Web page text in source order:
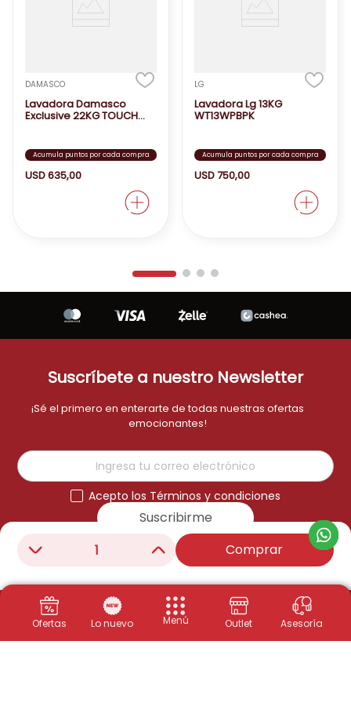
Ofertas Lo nuevo Menú Outlet Asesoría
＋
－ Comprar
¡No esperes más y simplifica tu vida con la
¡Da+Co, tu aliado en el hogar!
DAMASCO
Lavadora Damasco
Exclusive 22KG TOUCH
Acumula puntos por cada compra
USD635,00
LG
Lavadora Lg 13KG
WT13WPBPK
Acumula puntos por cada compra
USD750,00
Suscríbete a nuestro Newsletter
¡Sé el primero en enterarte de todas nuestras ofertas
emocionantes!
Acepto los Términos y condiciones
Suscribirme